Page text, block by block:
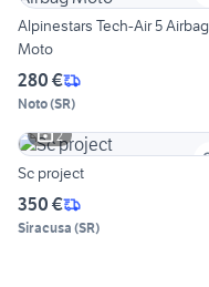
Alpinestars Tech-Air 5 Airbag
Moto
280 €
Noto(SR)
2
Sc project
350 €
Siracusa (SR)